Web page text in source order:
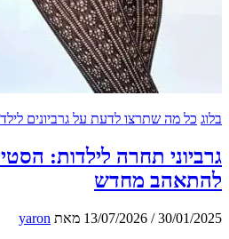
מה שתרצו לדעת על גרביונים לילדות
תחרה לילדות: הסטייל
מחדש
30/
/
13/07/2026מאתyaron